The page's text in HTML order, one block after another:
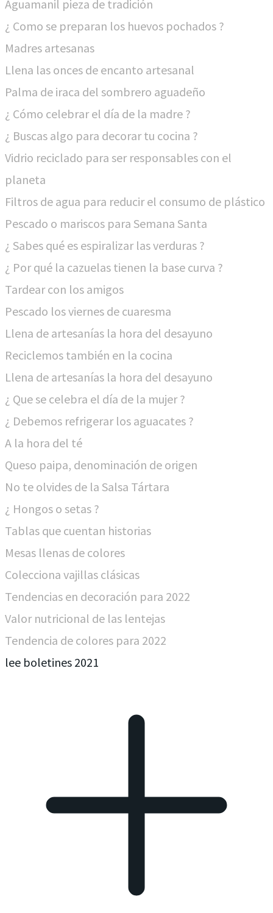
Aguamanil pieza de tradición
¿ Como se preparan los huevos pochados ?
Madres artesanas
Llena las onces de encanto artesanal
Palma de iraca del sombrero aguadeño
¿ Cómo celebrar el día de la madre ?
¿ Buscas algo para decorar tu cocina ?
Vidrio reciclado para ser responsables con el
planeta
Filtros de agua para reducir el consumo de plástico
Pescado o mariscos para Semana Santa
¿ Sabes qué es espiralizar las verduras ?
¿ Por qué la cazuelas tienen la base curva ?
Tardear con los amigos
Pescado los viernes de cuaresma
Llena de artesanías la hora del desayuno
Reciclemos también en la cocina
Llena de artesanías la hora del desayuno
¿ Que se celebra el día de la mujer ?
¿ Debemos refrigerar los aguacates ?
A la hora del té
Queso paipa, denominación de origen
No te olvides de la Salsa Tártara
¿ Hongos o setas ?
Tablas que cuentan historias
Mesas llenas de colores
Colecciona vajillas clásicas
Tendencias en decoración para 2022
Valor nutricional de las lentejas
Tendencia de colores para 2022
lee boletines 2021